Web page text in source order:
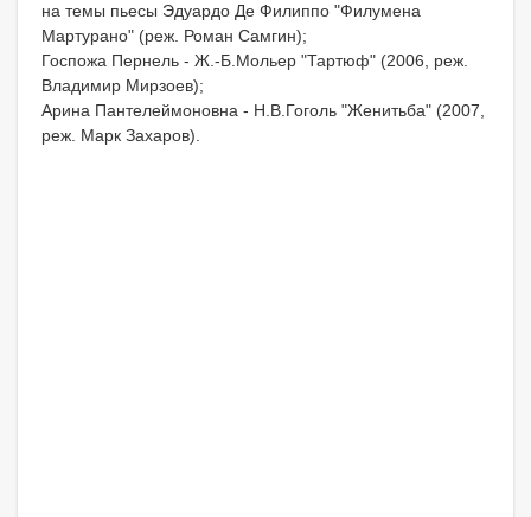
на темы пьесы Эдуардо Де Филиппо "Филумена
Мартурано" (реж. Роман Самгин);
Госпожа Пернель - Ж.-Б.Мольер "Тартюф" (2006, реж.
Владимир Мирзоев);
Арина Пантелеймоновна - Н.В.Гоголь "Женитьба" (2007,
реж. Марк Захаров).